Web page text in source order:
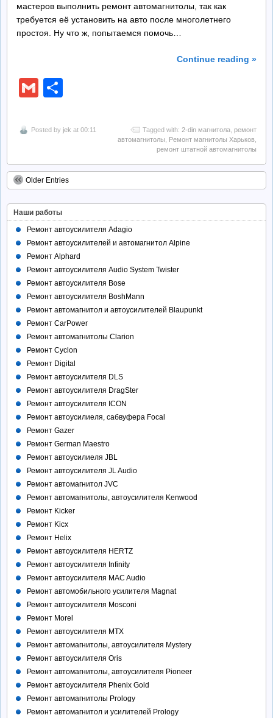
мастеров выполнить ремонт автомагнитолы, так как
требуется её установить на авто после многолетнего
простоя. Ну что ж, попытаемся помочь…
Continue reading »
Gmail
Posted by jek at 00:11 Tagged with: 2-din магнитола ремонт
автомагнитолы
Ремонт магнитолы Харьков
ремонт штатной автомагнитолы
Older Entries
Наши работы
Ремонт автоусилителя Adagio
Ремонт автоусилителей и автомагнитол Alpine
Ремонт Alphard
Ремонт автоусилителя Audio System Twister
Ремонт автоусилителя Bose
Ремонт автоусилителя BoshMann
Ремонт автомагнитол и автоусилителей Blaupunkt
Ремонт CarPower
Ремонт автомагнитолы Clarion
Ремонт Cyclon
Ремонт Digital
Ремонт автоусилителя DLS
Ремонт автоусилителя DragSter
Ремонт автоусилителя ICON
Ремонт автоусилиеля, сабвуфера Focal
Ремонт Gazer
Ремонт German Maestro
Ремонт автоусилиеля JBL
Ремонт автоусилителя JL Audio
Ремонт автомагнитол JVC
Ремонт автомагнитолы, автоусилителя Kenwood
Ремонт Kicker
Ремонт Kicx
Ремонт Helix
Ремонт автоусилителя HERTZ
Ремонт автоусилителя Infinity
Ремонт автоусилителя MAC Audio
Ремонт автомобильного усилителя Magnat
Ремонт автоусилителя Mosconi
Ремонт Morel
Ремонт автоусилителя MTX
Ремонт автомагнитолы, автоусилителя Mystery
Ремонт автоусилителя Oris
Ремонт автомагнитолы, автоусилителя Pioneer
Ремонт автоусилителя Phenix Gold
Ремонт автомагнитолы Prology
Ремонт автомагнитол и усилителей Prology